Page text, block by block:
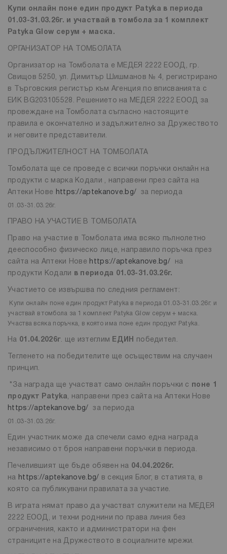
Купи онлайн поне един продукт Patyka в периода
01.03-31.03.26г. и участвай в томбола за 1 комплект
Patyka Glow серум + маска.
ОРГАНИЗАТОР НА ТОМБОЛАТА
Организатор на Томболата е МЕДЕЯ 2222 ЕООД, гр.
Свищов 5250, ул. Димитър Шишманов № 4, регистрирано
в Търговския регистър към Агенция по вписванията с
ЕИК BG203105528. Решението на МЕДЕЯ 2222 ЕООД за
провеждане на Томболата съгласно настоящите
правила е окончателно и задължително за Дружеството
и неговите представители.
ПРОДЪЛЖИТЕЛНОСТ НА ТОМБОЛАТА
Томболата ще се проведе с всички поръчки онлайн на
продукти с марка Кодали , направени през сайта на
Аптеки Нове
https://aptekanove.bg/ за периода
01.03-31.03.26г.
ПРАВО НА УЧАСТИЕ В ТОМБОЛАТА
Право на участие в Томболата има всяко пълнолетно
дееспособно физическо лице, направило поръчка през
сайта на Аптеки Нове https://aptekanove.bg/
на
продукти Кодали
в периода 01.03-31.03.26г.
Участието се извършва по следния регламент:
Купи онлайн поне един продукт Patyka в периода 01.03-31.03.26г. и
участвай в томбола за 1 комплект Patyka Glow серум + маска.
Участва всяка поръчка, в която има поне един продукт Patyka.
На 01.04.2026г. ще изтеглим ЕДИН победител.
Тегленето на победителите ще осъществим на случаен
принцип.
*За награда ще участват само онлайн поръчки с
поне 1
продукт Patyka, направени през сайта на Аптеки Нове
https://aptekanove.bg/
за периода
01.03-31.03.26г.
Един участник може да спечели само една награда
независимо от броя направени поръчки в периода.
Печелившият ще бъде обявен на 04.04.2026г.
на https://aptekanove.bg/
в секция Блог, в статията, в
която са публикувани правилата за участие.
В играта нямат право да участват служители на МЕДЕЯ
2222 ЕООД, и техни роднини по права линия без
ограничения, както и администратори на фен
страниците на Дружеството в социалните мрежи.